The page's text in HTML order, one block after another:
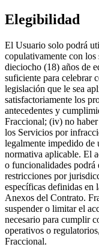
Elegibilidad
El Usuario solo podrá
copulativamente con los
dieciocho (18) años de
suficiente para celebrar
legislación que le sea
satisfactoriamente los
antecedentes y
Fraccional; (iv) no
los Servicios por
legalmente impedido
normativa aplicable. El
o funcionalidades podrá
restricciones por
específicas definidas en
Anexos del Contrato.
suspender o limitar el
necesario para cumplir
operativos o
Fraccional.